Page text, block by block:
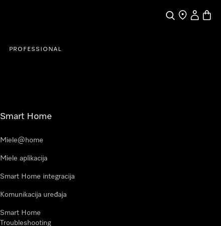
PretragaTraženjeKorisnički
PROFESSIONAL
Smart Home
Miele@home
Miele aplikacija
Smart Home integracija
Komunikacija uređaja
Smart Home
Troubleshooting